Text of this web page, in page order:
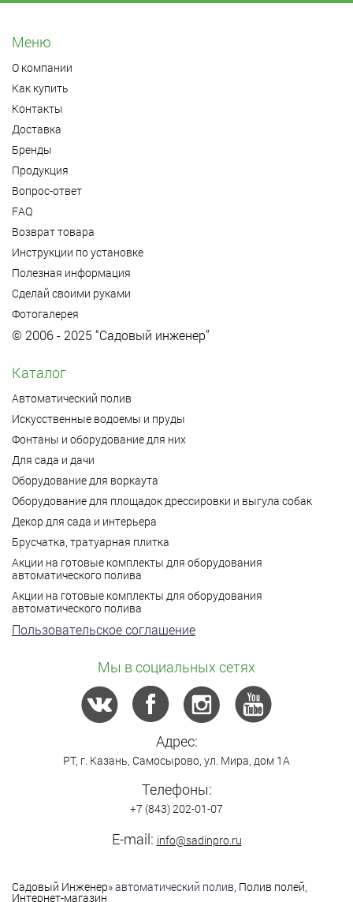
Меню
О компании
Как купить
Контакты
Доставка
Бренды
Продукция
Вопрос-ответ
FAQ
Возврат товара
Инструкции по установке
Полезная информация
Сделай своими руками
Фотогалерея
© 2006 - 2025 “Садовый инженер”
Каталог
Автоматический полив
Искусственные водоемы и пруды
Фонтаны и оборудование для них
Для сада и дачи
Оборудование для воркаута
Оборудование для площадок дрессировки и выгула собак
Декор для сада и интерьера
Брусчатка, тратуарная плитка
Акции на готовые комплекты для оборудования
автоматического полива
Акции на готовые комплекты для оборудования
автоматического полива
Пользовательское соглашение
Мы в социальных сетях
Адрес:
РТ, г. Казань Самосырово ул. Мира, дом 1А
Телефоны:
+7 (843) 202-01-07
E-mail: info@sadinpro.ru
Садовый Инженер»автоматический полив , Полив полей,
Интернет-магазин